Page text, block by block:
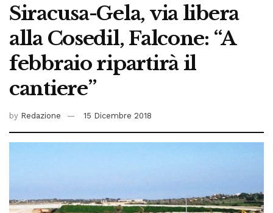
Siracusa-Gela, via libera
alla Cosedil, Falcone: “A
febbraio ripartirà il
cantiere”
by Redazione 15 Dicembre 2018